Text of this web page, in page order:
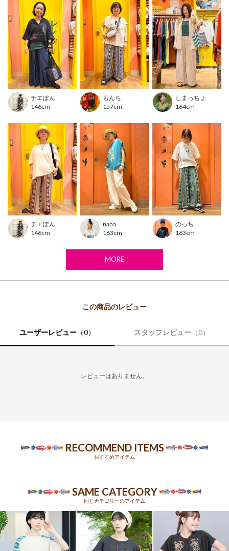
透け感のある素材や、サマーニットと合わせたレイヤードコーデがおす
すめ！
首元が広く開いたトップスのインナーに合わせると、カラフルな肩ひも
がコーデのポイントになりますよ◎
■カラー
ブラック/グリーン/オフホワイト
■洗濯表示
---------------------------------
透け感：透けない
伸縮性：あり
裏地 ：なし
光沢 ：なし
生地の厚さ：普通
ポケット：なし
---------------------------------
※布製品は生地の裁断位置により、同じ商品・カラーでもお色や柄の出方が異なる場合がご
※モデル着用写真は光の加減で色差がある場合がございます。
※白背景の商品画像が実物に近い色味となっております。
チエぽん
146cm
もんち
157cm
しまっちょ
164cm
チエぽん
146cm
nana
163cm
のっち
163cm
MORE
ユーザーレビュー （0） スタッフレビュー （0）
レビューはありません。
RECOMMEND ITEMS
おすすめアイテム
SAME CATEGORY
同じカテゴリーのアイテム